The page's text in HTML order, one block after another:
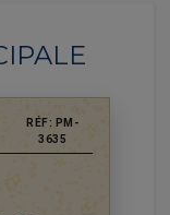
RÉF: PM-
3635